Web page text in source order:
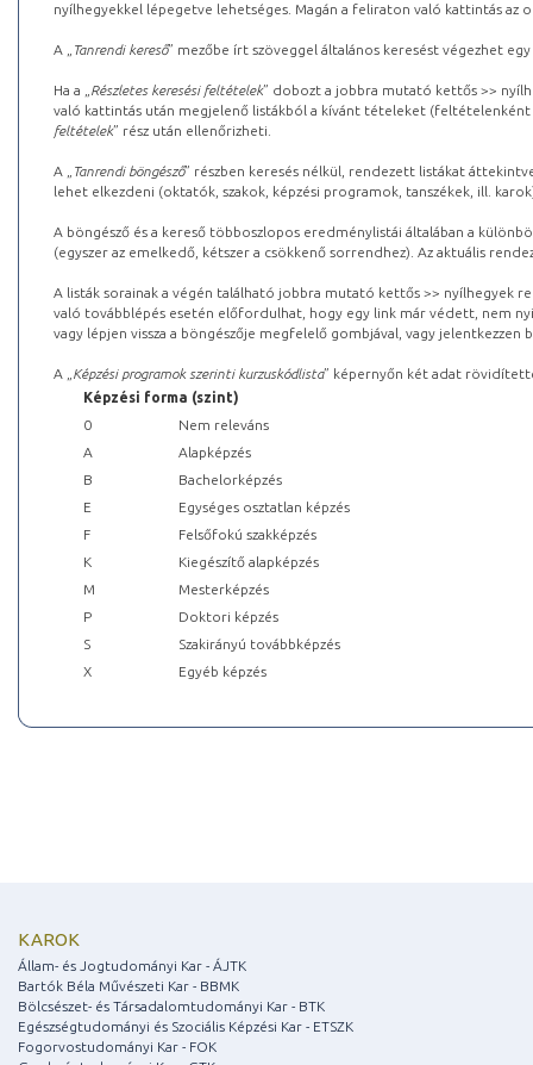
nyílhegyekkel lépegetve lehetséges. Magán a feliraton való kattintás az
A „ Tanrendi kereső” mezőbe írt szöveggel általános keresést végezhet
Ha a „ Részletes keresési feltételek” dobozt a jobbra mutató kettős >>
való kattintás után megjelenő listákból a kívánt tételeket (feltételenként
feltételek” rész után ellenőrizheti.
A „ Tanrendi böngésző” részben keresés nélkül, rendezett listákat
lehet elkezdeni (oktatók, szakok, képzési programok, tanszékek, ill.
A böngésző és a kereső többoszlopos eredménylistái általában a
(egyszer az emelkedő, kétszer a csökkenő sorrendhez). Az aktuális
A listák sorainak a végén található jobbra mutató kettős >> nyílhegyek
való továbblépés esetén előfordulhat, hogy egy link már védett, nem
vagy lépjen vissza a böngészője megfelelő gombjával, vagy
A „ Képzési programok szerinti kurzuskódlista” képernyőn két adat
Képzési forma (szint)
0
Nem releváns
A
Alapképzés
B
Bachelorképzés
E
Egységes osztatlan képzés
F
Felsőfokú szakképzés
K
Kiegészítő alapképzés
M
Mesterképzés
P
Doktori képzés
S
Szakirányú továbbképzés
X
Egyéb képzés
KAROK
Állam- és Jogtudományi Kar - ÁJTK
Bartók Béla Művészeti Kar - BBMK
Bölcsészet- és Társadalomtudományi Kar - BTK
Egészségtudományi és Szociális Képzési Kar - ETSZK
Fogorvostudományi Kar - FOK